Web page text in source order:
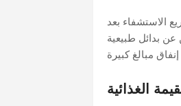
الاستشفاء بعد
عن بدائل طبيعية
الغذائية